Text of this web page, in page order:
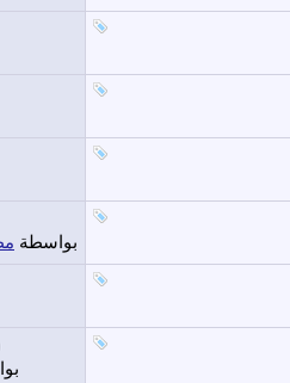
بواسطة